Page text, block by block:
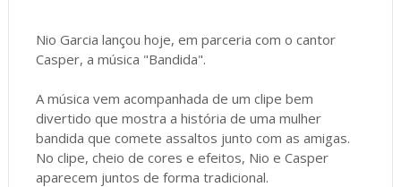
Nio Garcia lançou hoje, em parceria com o cantor
Casper, a música "Bandida".
A música vem acompanhada de um clipe bem
divertido que mostra a história de uma mulher
bandida que comete assaltos junto com as amigas.
No clipe, cheio de cores e efeitos, Nio e Casper
aparecem juntos de forma tradicional.